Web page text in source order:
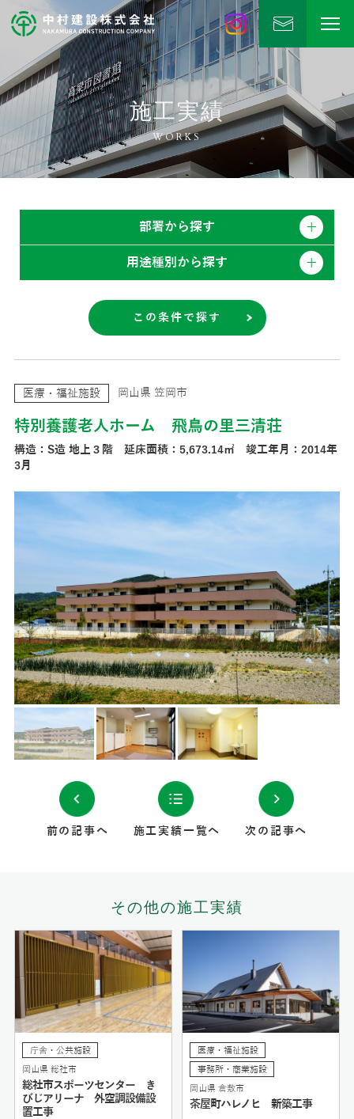
中村建設
公式Instagram
施工実績
WORKS
部署から探す
用途種別から探す
医療・福祉施設 岡山県 笠岡市
特別養護老人ホーム 飛鳥の里三清荘
構造：S造 地上３階 延床面積：5,673.14㎡ 竣工年月：2014年
3月
前の記事へ 施工実績一覧へ 次の記事へ
その他の施工実績
庁舎・公共施設
岡山県 総社市
総社市スポーツセンター き
びじアリーナ 外空調設備設
置工事
医療・福祉施設
事務所・商業施設
岡山県 倉敷市
茶屋町ハレノヒ 新築工事